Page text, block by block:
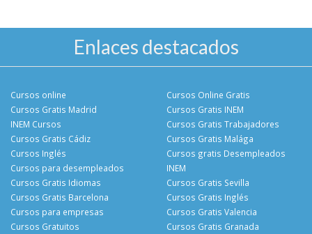
Enlaces destacados
Cursos online
Cursos Gratis Madrid
INEM Cursos
Cursos Gratis Cádiz
Cursos Online Gratis
Cursos Gratis INEM
Cursos Gratis Trabajadores
Cursos Gratis Malága
Cursos Inglés
Cursos para desempleados
Cursos Gratis Idiomas
Cursos Gratis Barcelona
Cursos gratis Desempleados
INEM
Cursos Gratis Sevilla
Cursos Gratis Inglés
Cursos para empresas
Cursos Gratuitos
Cursos Gratis Valencia
Cursos Gratis Granada